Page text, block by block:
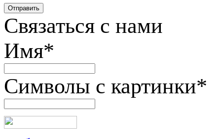
Связаться с нами
Имя*
Символы с картинки*